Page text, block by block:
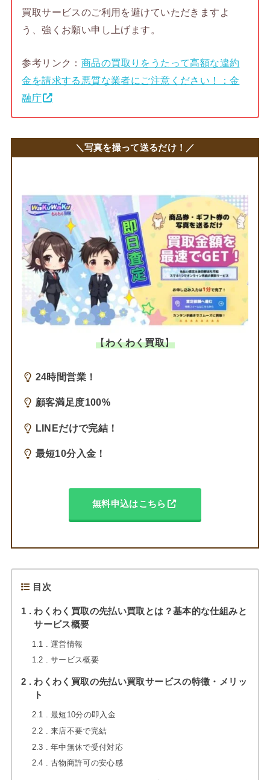
買取サービスのご利用を避けていただきますよ
う、強くお願い申し上げます。
参考リンク： 商品の買取りをうたって高額な違約
金を請求する悪質な業者にご注意ください！：金
融庁
＼写真を撮って送るだけ！／
【わくわく買取】
24時間営業！
顧客満足度100%
LINEだけで完結！
最短10分入金！
無料申込はこちら
目次
1
わくわく買取の先払い買取とは？基本的な仕組みと
サービス概要
1.1
運営情報
1.2
サービス概要
2
わくわく買取の先払い買取サービスの特徴・メリッ
ト
2.1
最短10分の即入金
2.2
来店不要で完結
2.3
年中無休で受付対応
2.4
古物商許可の安心感